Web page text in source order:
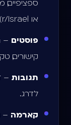
או r/Israel).
פוסטים –
קישורים,
תגובות –
לדרג.
קארמה –